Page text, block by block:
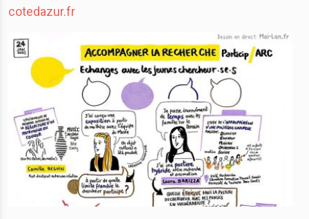
cotedazur.fr